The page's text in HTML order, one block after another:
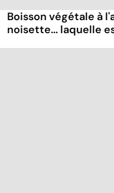
Boisson végétale à
noisette... laquelle